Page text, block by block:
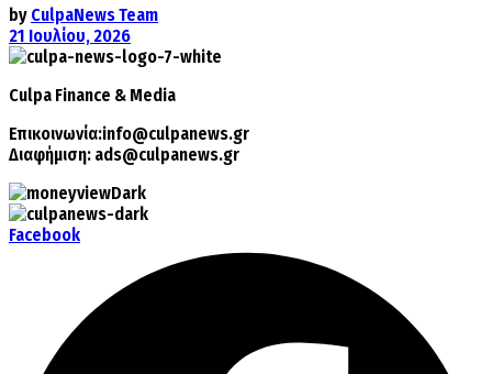
by CulpaNews Team
21 Ιουλίου, 2026
Culpa Finance & Media
Επικοινωνία:info@culpanews.gr
Διαφήμιση: ads@culpanews.gr
Facebook